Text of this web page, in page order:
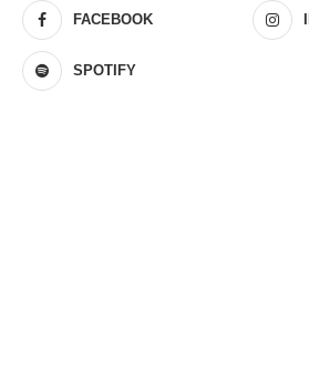
FACEBOOK
SPOTIFY